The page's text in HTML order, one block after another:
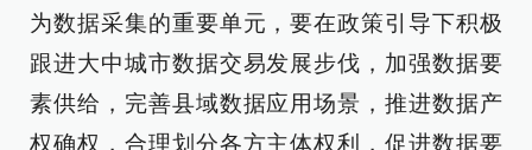
为数据采集的重要单元，要在政策引导下积极
跟进大中城市数据交易发展步伐，加强数据要
素供给，完善县域数据应用场景，推进数据产
权确权，合理划分各方主体权利，促进数据要